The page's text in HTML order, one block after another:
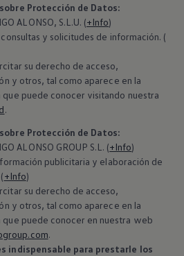
Protección de Datos:
ALONSO, S.L.U. (+Info)
y solicitudes de información. (
su derecho de acceso,
y otros, tal como aparece en la
que puede conocer visitando nuestra
.
Protección de Datos:
ALONSO GROUP S.L. (+Info)
publicitaria y elaboración de
+Info)
su derecho de acceso,
y otros, tal como aparece en la
que puede conocer en nuestra web
.
indispensable para prestarle los